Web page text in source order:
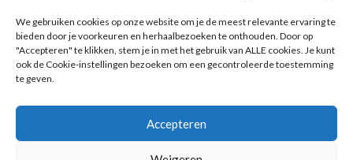
We gebruiken cookies op onze website om je de meest relevante ervaring te
bieden door je voorkeuren en herhaalbezoeken te onthouden. Door op
"Accepteren" te klikken, stem je in met het gebruik van ALLE cookies. Je kunt
ook de Cookie-instellingen bezoeken om een gecontroleerde toestemming
te geven.
Accepteren
Gebak